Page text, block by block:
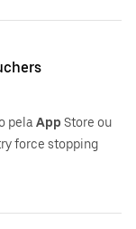
pela App Store ou
force stopping